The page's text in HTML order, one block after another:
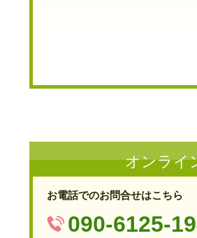
オンライ
お電話でのお問合せはこちら
090-6125-